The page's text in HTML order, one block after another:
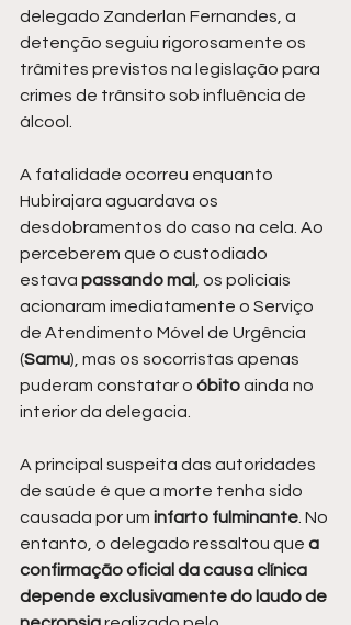
delegado Zanderlan Fernandes, a
detenção seguiu rigorosamente os
trâmites previstos na legislação para
crimes de trânsito sob influência de
álcool.
A fatalidade ocorreu enquanto
Hubirajara aguardava os
desdobramentos do caso na cela. Ao
perceberem que o custodiado
estava passando mal
, os policiais
acionaram imediatamente o Serviço
de Atendimento Móvel de Urgência
(Samu), mas os socorristas apenas
puderam constatar o óbito ainda no
interior da delegacia.
A principal suspeita das autoridades
de saúde é que a morte tenha sido
causada por um infarto fulminante . No
entanto, o delegado ressaltou que a
confirmação oficial da causa clínica
depende exclusivamente do laudo de